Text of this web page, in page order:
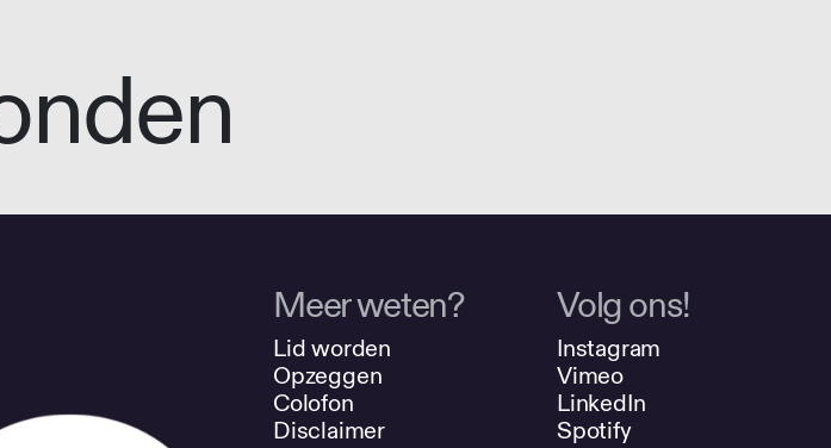
Meer weten?
Lid worden
Opzeggen
Colofon
Disclaimer
Volg ons!
Instagram
Vimeo
LinkedIn
Spotify